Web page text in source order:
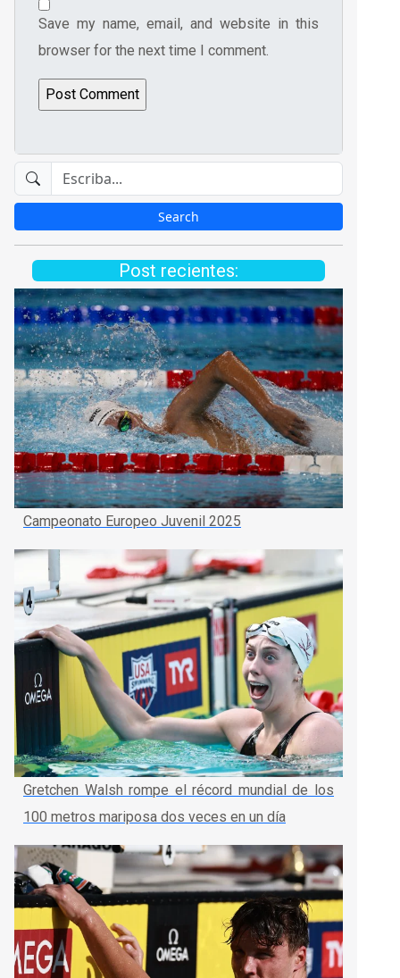
Save my name, email, and website in this
browser for the next time I comment.
Post recientes:
Campeonato Europeo Juvenil 2025
Gretchen Walsh rompe el récord mundial de los
100 metros mariposa dos veces en un día